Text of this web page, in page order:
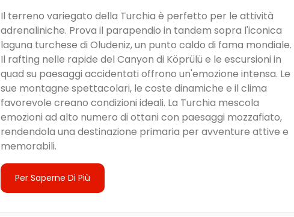
Il terreno variegato della Turchia è perfetto per le attività
adrenaliniche. Prova il parapendio in tandem sopra l'iconica
laguna turchese di Oludeniz, un punto caldo di fama mondiale.
Il rafting nelle rapide del Canyon di Köprülü e le escursioni in
quad su paesaggi accidentati offrono un'emozione intensa. Le
sue montagne spettacolari, le coste dinamiche e il clima
favorevole creano condizioni ideali. La Turchia mescola
emozioni ad alto numero di ottani con paesaggi mozzafiato,
rendendola una destinazione primaria per avventure attive e
memorabili.
Per Saperne Di Più